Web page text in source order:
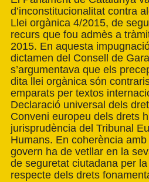
d’inconstitucionalitat contra
Llei orgànica 4/2015, de
recurs que fou admès a
2015. En aquesta
dictamen del Consell de
s’argumentava que els
dita llei orgànica són
emparats per textos
Declaració universal dels
Conveni europeu dels drets
jurisprudència del Tribunal
Humans. En coherència
govern ha de vetllar en la
de seguretat ciutadana per
respecte dels drets